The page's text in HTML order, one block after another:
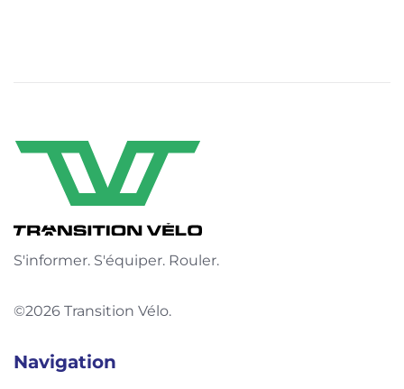
S'informer. S'équiper. Rouler.
©2026 Transition Vélo.
Navigation